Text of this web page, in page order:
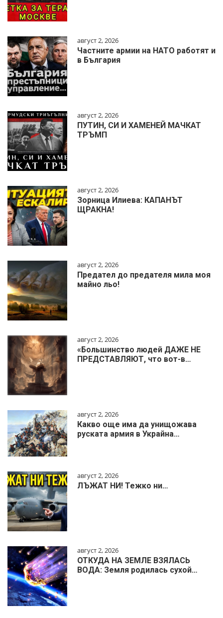
август 2, 2026
Частните армии на НАТО работят и
в България
август 2, 2026
ПУТИН, СИ И ХАМЕНЕЙ МАЧКАТ
ТРЪМП
август 2, 2026
Зорница Илиева: КАПАНЪТ
ЩРАКНА!
август 2, 2026
Предател до предателя мила моя
майно льо!
август 2, 2026
«Большинство людей ДАЖЕ НЕ
ПРЕДСТАВЛЯЮТ, что вот-в…
август 2, 2026
Какво още има да унищожава
руската армия в Украйна…
август 2, 2026
ЛЪЖАТ НИ! Тежко ни…
август 2, 2026
ОТКУДА НА ЗЕМЛЕ ВЗЯЛАСЬ
ВОДА: Земля родилась сухой…